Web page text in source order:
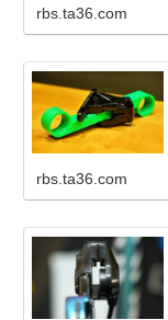
rbs.ta36.com
rbs.ta36.com